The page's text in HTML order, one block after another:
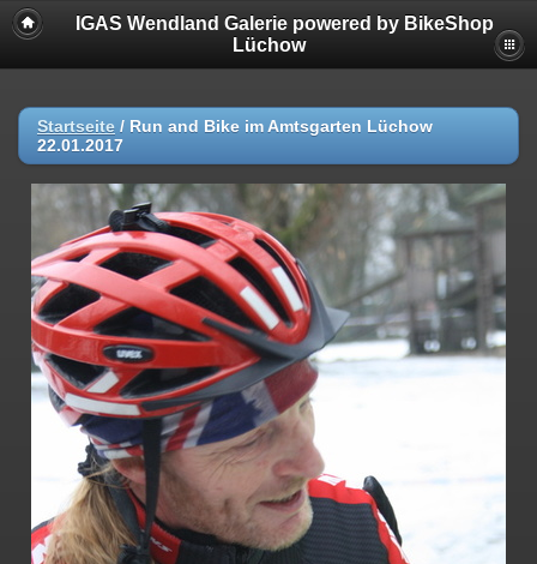
IGAS Wendland Galerie powered by BikeShop
Lüchow
Startseite / Run and Bike im Amtsgarten Lüchow
22.01.2017